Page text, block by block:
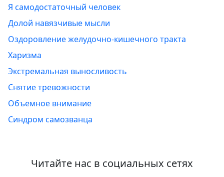
Я самодостаточный человек
Долой навязчивые мысли
Оздоровление желудочно-кишечного тракта
Харизма
Экстремальная выносливость
Снятие тревожности
Объемное внимание
Синдром самозванца
Читайте нас в социальных сетях